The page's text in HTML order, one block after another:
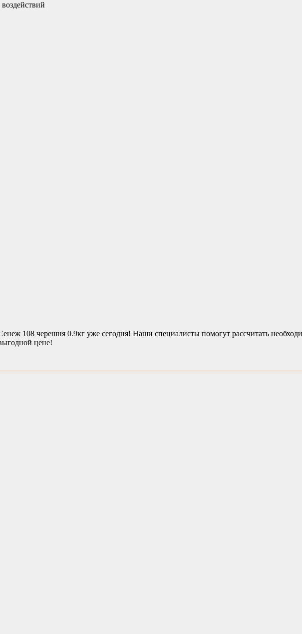
108 черешня 0.9кг уже сегодня! Наши специалисты помогут рассчитать
цене!